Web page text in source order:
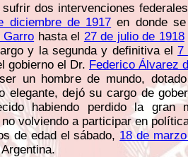
dos intervenciones
diciembre de 1917 en donde
Garro hasta el 27 de julio de 1918
y la segunda y definitiva el7
gobierno el Dr. Federico Álvarez
un hombre de mundo,
elegante, dejó su cargo de
habiendo perdido la gran
volviendo a participar en
de edad el sábado, 18 de